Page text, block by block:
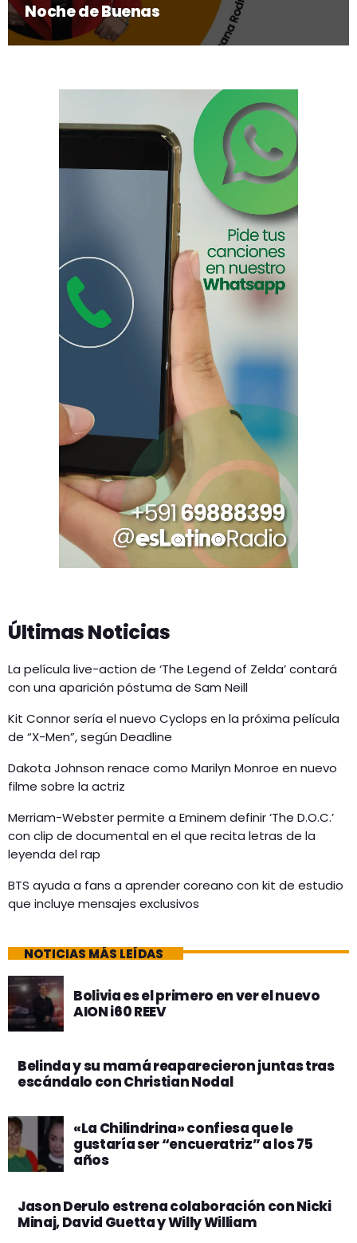
Noche de Buenas
Últimas Noticias
La película live-action de ‘The Legend of Zelda’ contará
con una aparición póstuma de Sam Neill
Kit Connor sería el nuevo Cyclops en la próxima película
de “X-Men”, según Deadline
Dakota Johnson renace como Marilyn Monroe en nuevo
filme sobre la actriz
Merriam-Webster permite a Eminem definir ‘The D.O.C.’
con clip de documental en el que recita letras de la
leyenda del rap
BTS ayuda a fans a aprender coreano con kit de estudio
que incluye mensajes exclusivos
NOTICIAS MÁS LEÍDAS
Bolivia es el primero en ver el nuevo
AION i60 REEV
Belinda y su mamá reaparecieron juntas tras
escándalo con Christian Nodal
«La Chilindrina» confiesa que le
gustaría ser “encueratriz” a los 75
años
Jason Derulo estrena colaboración con Nicki
Minaj, David Guetta y Willy William